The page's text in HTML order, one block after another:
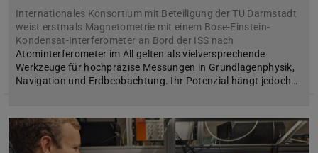
Internationales Konsortium mit Beteiligung der TU Darmstadt
weist erstmals Magnetometrie mit einem Bose-Einstein-
Kondensat-Interferometer an Bord der ISS nach
Atominterferometer im All gelten als vielversprechende
Werkzeuge für hochpräzise Messungen in Grundlagenphysik,
Navigation und Erdbeobachtung. Ihr Potenzial hängt jedoch…